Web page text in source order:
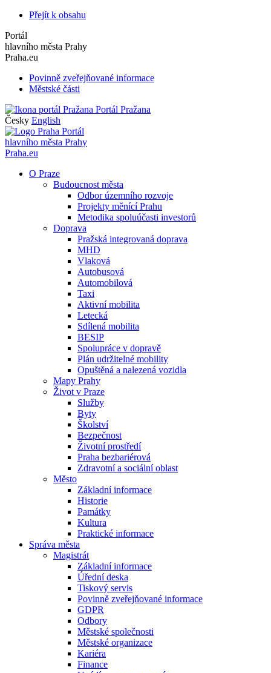
Přejít k obsahu
Portál
hlavního města Prahy
Praha.eu
Povinně zveřejňované informace
Městské části
Portál Pražana
Česky English
Portál
hlavního města Prahy
Praha.eu
O Praze
Budoucnost města
Odbor územního rozvoje
Projekty měnící Prahu
Metodika spoluúčasti investorů
Doprava
Pražská integrovaná doprava
MHD
Vlaková
Autobusová
Automobilová
Taxi
Aktivní mobilita
Letecká
Sdílená mobilita
BESIP
Spolupráce v dopravě
Plán udržitelné mobility
Opuštěná a nalezená vozidla
Mapy Prahy
Život v Praze
Služby
Byty
Školství
Bezpečnost
Životní prostředí
Praha bezbariérová
Zdravotní a sociální oblast
Město
Základní informace
Historie
Památky
Kultura
Praktické informace
Správa města
Magistrát
Základní informace
Úřední deska
Tiskový servis
Povinně zveřejňované informace
GDPR
Odbory
Městské společnosti
Městské organizace
Kariéra
Finance